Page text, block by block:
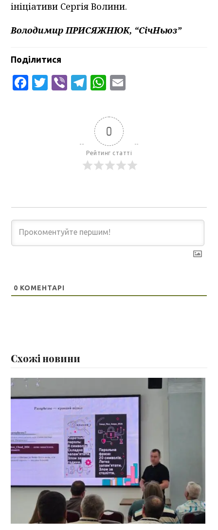
ініціативи Сергія Волини.
Володимир ПРИСЯЖНЮК, “СічНьюз”
Поділитися
Facebook
Twitter
ViberTelegram
WhatsApp
0
Рейтинг статті
0 КОМЕНТАРІ
Схожі новини